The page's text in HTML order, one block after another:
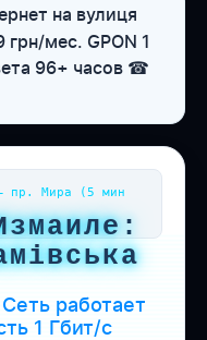
на вулиця
мес. GPON 1
96+ часов ☎
пр. Мира (5 мин
работает
1 Гбит/с